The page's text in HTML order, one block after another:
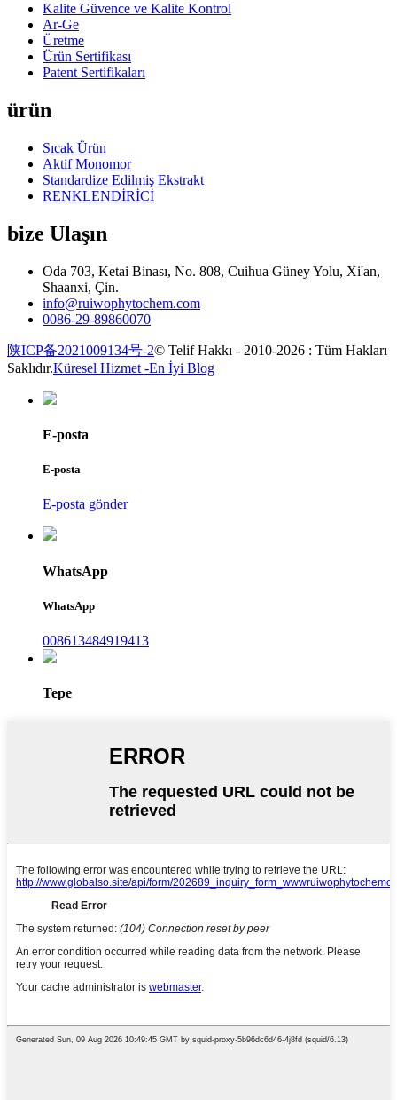
Kalite Güvence ve Kalite Kontrol
Ar-Ge
Üretme
Ürün Sertifikası
Patent Sertifikaları
ürün
Sıcak Ürün
Aktif Monomor
Standardize Edilmiş Ekstrakt
RENKLENDİRİCİ
bize Ulaşın
Oda 703, Ketai Binası, No. 808, Cuihua Güney Yolu, Xi'an,
Shaanxi, Çin.
info@ruiwophytochem.com
0086-29-89860070
陕ICP备2021009134号-2© Telif Hakkı - 2010-2026 : Tüm Hakları
Saklıdır.Küresel Hizmet -En İyi Blog
E-posta
E-posta
E-posta gönder
WhatsApp
WhatsApp
008613484919413
Tepe